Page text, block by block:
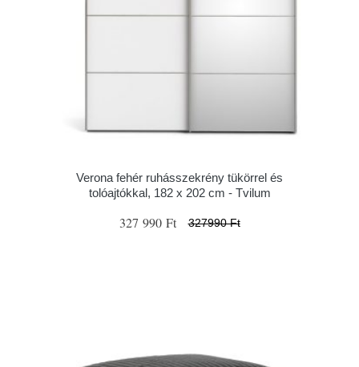
Verona fehér ruhásszekrény tükörrel és
tolóajtókkal, 182 x 202 cm - Tvilum
327 990 Ft 327990 Ft